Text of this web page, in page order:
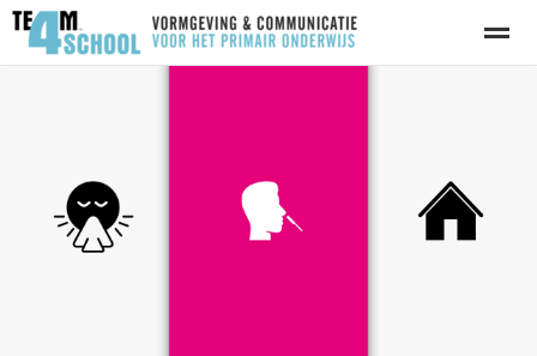
Home Bellen